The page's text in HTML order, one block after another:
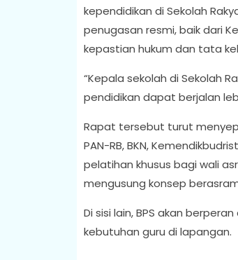
kependidikan di Sekolah
penugasan resmi, baik dari
kepastian hukum dan tata
“Kepala sekolah di Sekolah
pendidikan dapat berjalan
Rapat tersebut turut
PAN-RB, BKN,
pelatihan khusus bagi wali
mengusung konsep
Di sisi lain, BPS akan
kebutuhan guru di lapangan.